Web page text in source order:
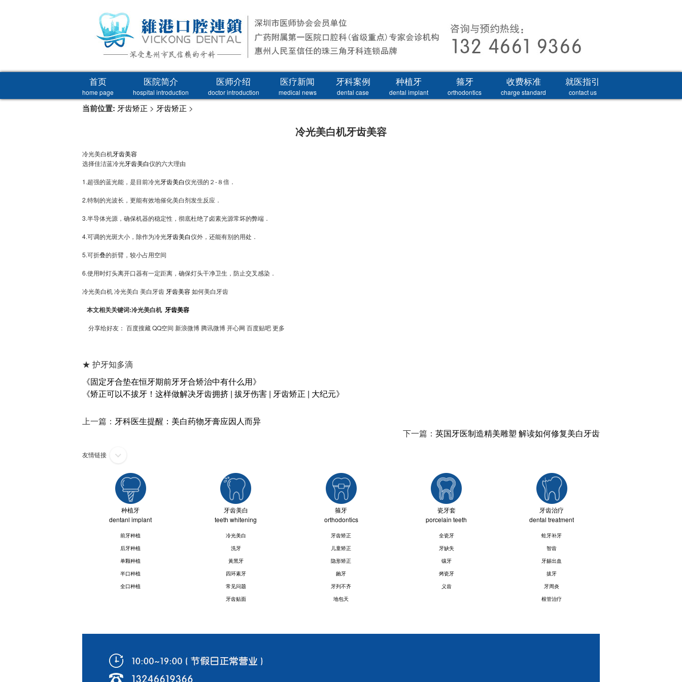
首页
home page
医院简介
hospital introduction
医师介绍
doctor introduction
医疗新闻
medical news
牙科案例
dental case
种植牙
dental implant
箍牙
orthodontics
收费标准
charge standard
就医指引
contact us
当前位置: 牙齿矫正 > 牙齿矫正 >
冷光美白机牙齿美容
冷光美白机牙齿美容
选择佳洁蓝冷光牙齿美白仪的六大理由
1.超强的蓝光能，是目前冷光牙齿美白仪光强的２-８倍．
2.特制的光波长，更能有效地催化美白剂发生反应．
3.半导体光源，确保机器的稳定性，彻底杜绝了卤素光源常坏的弊端．
4.可调的光斑大小，除作为冷光牙齿美白仪外，还能有别的用处．
5.可折叠的折臂，较小占用空间
6.使用时灯头离开口器有一定距离，确保灯头干净卫生，防止交叉感染．
冷光美白机 冷光美白 美白牙齿 牙齿美容如何美白牙齿
本文相关关键词:冷光美白机 牙齿美容
分享给好友： 百度搜藏 QQ空间 新浪微博 腾讯微博 开心网 百度贴吧 更多
★ 护牙知多滴
《固定牙合垫在恒牙期前牙牙合矫治中有什么用》
《矫正可以不拔牙！这样做解决牙齿拥挤 | 拔牙伤害 | 牙齿矫正 | 大纪元》
上一篇： 牙科医生提醒：美白药物牙膏应因人而异
下一篇： 英国牙医制造精美雕塑 解读如何修复美白牙齿
友情链接
种植牙
dentanl implant
前牙种植
后牙种植
单颗种植
半口种植
全口种植
牙齿美白
teeth whitening
冷光美白
洗牙
黃黑牙
四环素牙
常见问题
牙齿贴面
箍牙
orthodontics
牙齿矫正
儿童矫正
隐形矫正
龅牙
牙列不齐
地包天
瓷牙套
porcelain teeth
全瓷牙
牙缺失
镶牙
烤瓷牙
义齿
牙齿治疗
dental treatment
蛀牙补牙
智齿
牙龈出血
拔牙
牙周炎
根管治疗